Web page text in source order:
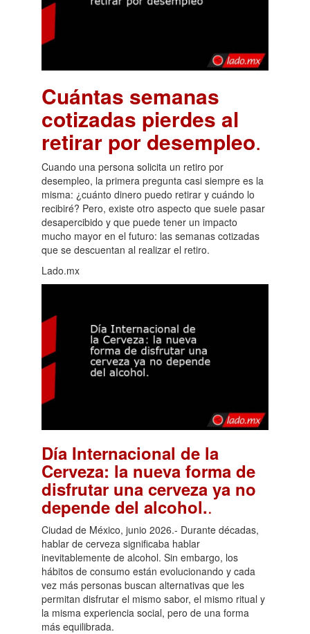
Cuántas semanas
cotizadas pierdes al
retirar por desempleo.
Cuando una persona solicita un retiro por
desempleo, la primera pregunta casi siempre es la
misma: ¿cuánto dinero puedo retirar y cuándo lo
recibiré? Pero, existe otro aspecto que suele pasar
desapercibido y que puede tener un impacto
mucho mayor en el futuro: las semanas cotizadas
que se descuentan al realizar el retiro.
Lado.mx
Día Internacional de la
Cerveza: la nueva forma de
disfrutar una cerveza ya no
depende del alcohol..
Ciudad de México, junio 2026.- Durante décadas,
hablar de cerveza significaba hablar
inevitablemente de alcohol. Sin embargo, los
hábitos de consumo están evolucionando y cada
vez más personas buscan alternativas que les
permitan disfrutar el mismo sabor, el mismo ritual y
la misma experiencia social, pero de una forma
más equilibrada.